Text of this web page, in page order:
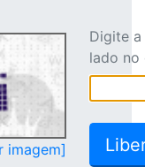
imagem]
Digite
lado no